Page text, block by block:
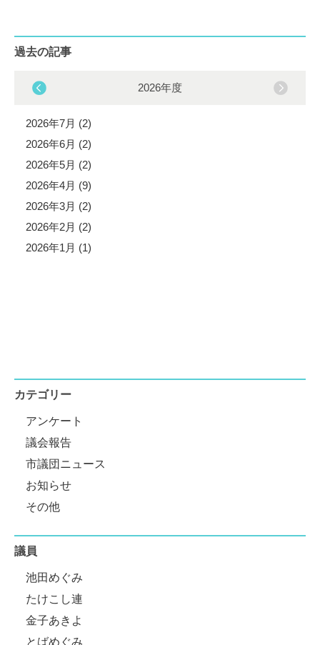
過去の記事
2026年度
2026年7月 (2)
2026年6月 (2)
2026年5月 (2)
2026年4月 (9)
2026年3月 (2)
2026年2月 (2)
2026年1月 (1)
カテゴリー
アンケート
議会報告
市議団ニュース
お知らせ
その他
議員
池田めぐみ
たけこし連
金子あきよ
とばめぐみ